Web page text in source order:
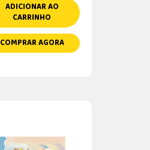
ADICIONAR AO
CARRINHO
COMPRAR AGORA